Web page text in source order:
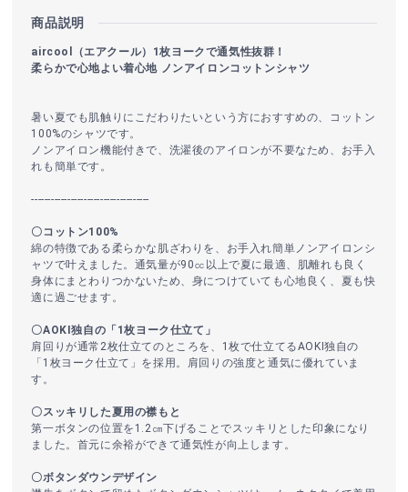
商品説明
aircool（エアクール）1枚ヨークで通気性抜群！
柔らかで心地よい着心地 ノンアイロンコットンシャツ
暑い夏でも肌触りにこだわりたいという方におすすめの、コットン
100%のシャツです。
ノンアイロン機能付きで、洗濯後のアイロンが不要なため、お手入
れも簡単です。
------------------------------------
〇コットン100%
綿の特徴である柔らかな肌ざわりを、お手入れ簡単ノンアイロンシ
ャツで叶えました。通気量が90㏄以上で夏に最適、肌離れも良く
身体にまとわりつかないため、身につけていても心地良く、夏も快
適に過ごせます。
〇AOKI独自の「1枚ヨーク仕立て」
肩回りが通常2枚仕立てのところを、1枚で仕立てるAOKI独自の
「1枚ヨーク仕立て」を採用。肩回りの強度と通気に優れていま
す。
〇スッキリした夏用の襟もと
第一ボタンの位置を1.2㎝下げることでスッキリとした印象になり
ました。首元に余裕ができて通気性が向上します。
〇ボタンダウンデザイン